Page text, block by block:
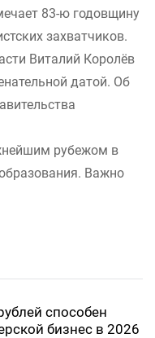
83-ю годовщину
захватчиков.
Виталий Королёв
датой. Об
рубежом в
Важно
способен
бизнес в 2026